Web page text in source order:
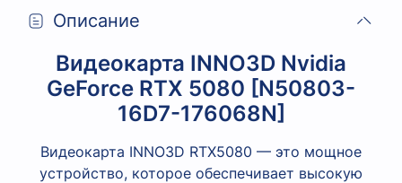
Описание
Видеокарта INNO3D Nvidia
GeForce RTX 5080 [N50803-
16D7-176068N]
Видеокарта INNO3D RTX5080 — это мощное
устройство, которое обеспечивает высокую